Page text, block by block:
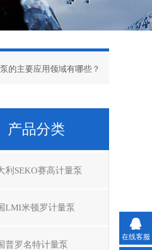
的主要应用领域有哪些？
产品分类
利SEKO赛高计量泵
LMI米顿罗计量泵
普罗名特计量泵
在线客服